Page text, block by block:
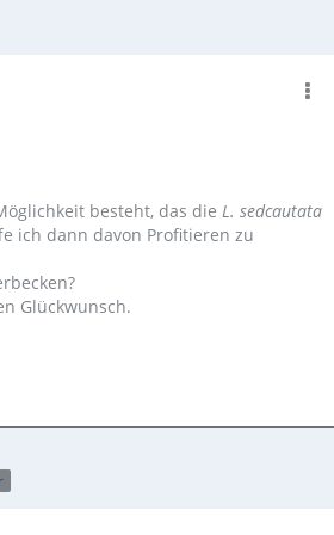
Garnelen im Aquarium
besteht, das die L. sedcautata
ich dann davon Profitieren zu
Glückwunsch.